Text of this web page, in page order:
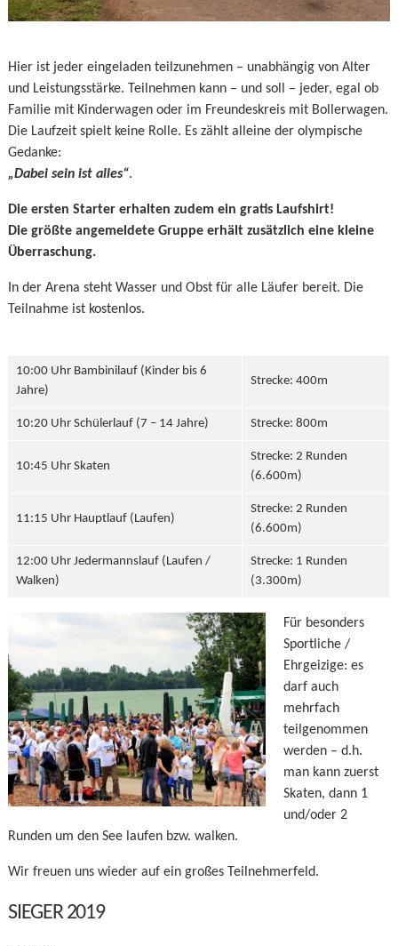
Hier ist jeder eingeladen teilzunehmen – unabhängig von Alter
und Leistungsstärke. Teilnehmen kann – und soll – jeder, egal ob
Familie mit Kinderwagen oder im Freundeskreis mit Bollerwagen.
Die Laufzeit spielt keine Rolle. Es zählt alleine der olympische
Gedanke:
„Dabei sein ist alles“.
Die ersten Starter erhalten zudem ein gratis Laufshirt!
Die größte angemeldete Gruppe erhält zusätzlich eine kleine
Überraschung.
In der Arena steht Wasser und Obst für alle Läufer bereit. Die
Teilnahme ist kostenlos.
10:00 Uhr Bambinilauf (Kinder bis 6
Jahre)
Strecke: 400m
10:20 Uhr Schülerlauf (7 – 14 Jahre) Strecke: 800m
10:45 Uhr Skaten
Strecke: 2 Runden
(6.600m)
11:15 Uhr Hauptlauf (Laufen)
Strecke: 2 Runden
(6.600m)
12:00 Uhr Jedermannslauf (Laufen /
Walken)
Strecke: 1 Runden
(3.300m)
Für besonders
Sportliche /
Ehrgeizige: es
darf auch
mehrfach
teilgenommen
werden – d.h.
man kann zuerst
Skaten, dann 1
und/oder 2
Runden um den See laufen bzw. walken.
Wir freuen uns wieder auf ein großes Teilnehmerfeld.
SIEGER 2019